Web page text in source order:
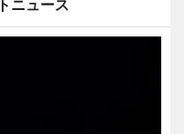
ニュース